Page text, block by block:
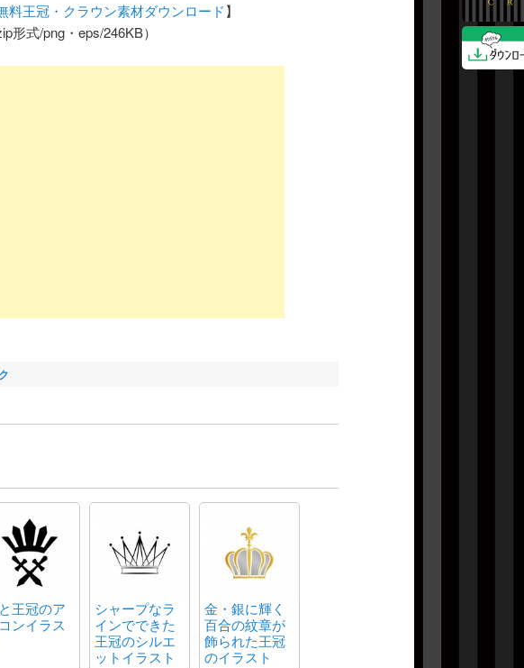
料王冠・クラウン素材ダウンロード】
形式/png・eps/246KB）
王冠のア
ンイラス
シャープなラ
インでできた
王冠のシルエ
ットイラスト
金・銀に輝く
百合の紋章が
飾られた王冠
のイラスト